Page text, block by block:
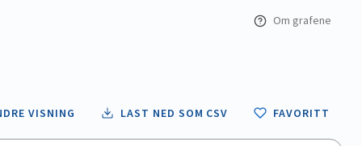
Om grafene
VISNING LAST NED SOM CSV FAVORITT